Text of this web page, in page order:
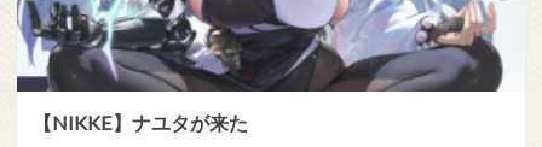
【NIKKE】ナユタが来た